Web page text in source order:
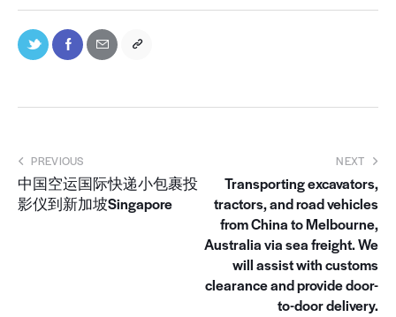
PREVIOUS
中国空运国际快递小包裹投
影仪到新加坡Singapore
NEXT
Transporting excavators,
tractors, and road vehicles
from China to Melbourne,
Australia via sea freight. We
will assist with customs
clearance and provide door-
to-door delivery.